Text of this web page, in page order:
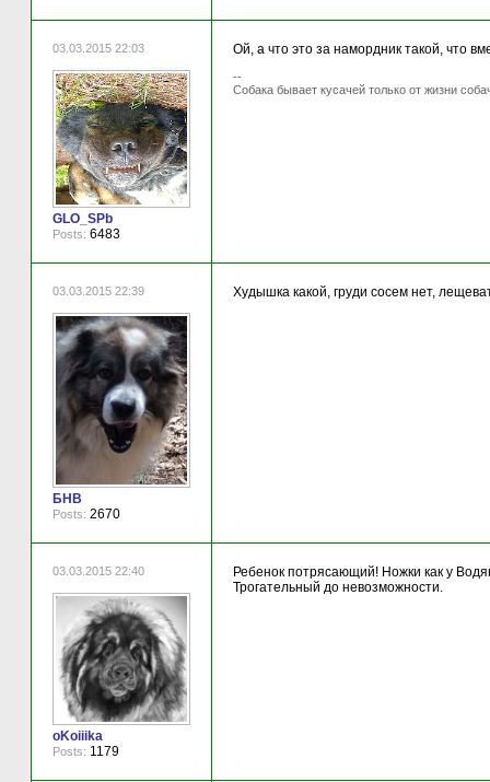
03.03.2015 22:03
GLO_SPb
Posts: 6483
Ой, а что это за намордник такой, что
--
Собака бывает кусачей только от жизни
03.03.2015 22:39
БНВ
Posts: 2670
Худышка какой, груди сосем нет,
03.03.2015 22:40
oKoiiika
Posts: 1179
Ребенок потрясающий! Ножки как у
Трогательный до невозможности.